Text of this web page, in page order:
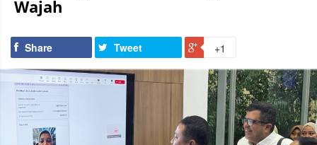
Wajah
Share Tweet +1